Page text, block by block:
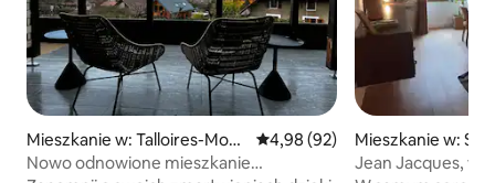
Mieszkanie w: Talloires-Mont
min
Średnia ocena: 4,98 na 5,
4,98 (92)
Nowo odnowione mieszkanie
Mieszkanie w:
Jean Jacques, w